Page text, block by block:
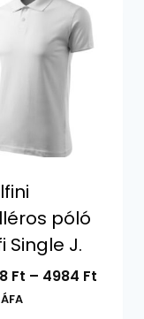
póló
Single J.
Ft – 4984 Ft